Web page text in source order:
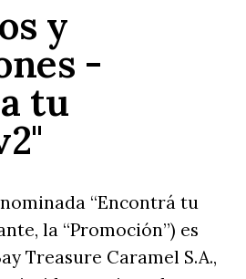
y
-
tu
“Encontrá tu
la “Promoción”) es
Treasure Caramel S.A.,